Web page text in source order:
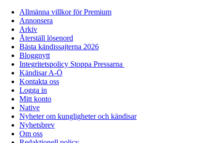
Allmänna villkor för Premium
Annonsera
Arkiv
Återställ lösenord
Bästa kändissajterna 2026
Bloggnytt
Integritetspolicy Stoppa Pressarna
Kändisar A-Ö
Kontakta oss
Logga in
Mitt konto
Native
Nyheter om kungligheter och kändisar
Nyhetsbrev
Om oss